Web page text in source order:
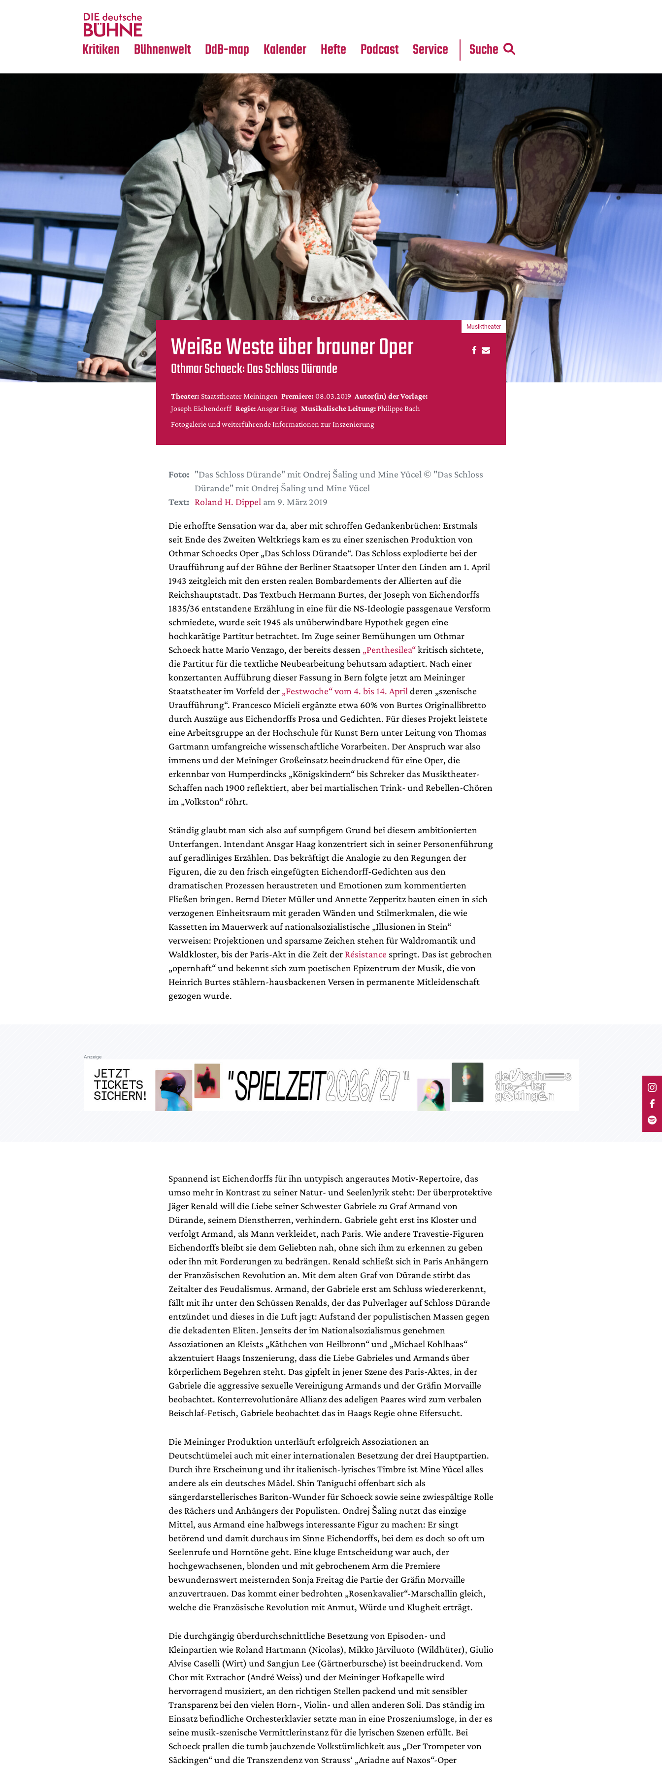
Kritiken
Crossover
Bühnenwelt
Medientipps
DdB-map Kalender Hefte Podcast Service Suche
Weiße Weste über brauner Oper
Othmar Schoeck: Das Schloss Dürande
Theater: Staatstheater Meiningen Premiere: 08.03.2019 Autor(in) der Vorlage:
Joseph Eichendorff Regie: Ansgar Haag Musikalische Leitung: Philippe Bach
Fotogalerie und weiterführende Informationen zur Inszenierung
Musiktheater
Foto: "Das Schloss Dürande" mit Ondrej Šaling und Mine Yücel © "Das Schloss
Dürande" mit Ondrej Šaling und Mine Yücel
Text: Roland H. Dippel am 9. März 2019
Die erhoffte Sensation war da, aber mit schroffen Gedankenbrüchen: Erstmals
seit Ende des Zweiten Weltkriegs kam es zu einer szenischen Produktion von
Othmar Schoecks Oper „Das Schloss Dürande“. Das Schloss explodierte bei der
Uraufführung auf der Bühne der Berliner Staatsoper Unter den Linden am 1. April
1943 zeitgleich mit den ersten realen Bombardements der Allierten auf die
Reichshauptstadt. Das Textbuch Hermann Burtes, der Joseph von Eichendorffs
1835/36 entstandene Erzählung in eine für die NS-Ideologie passgenaue Versform
schmiedete, wurde seit 1945 als unüberwindbare Hypothek gegen eine
hochkarätige Partitur betrachtet. Im Zuge seiner Bemühungen um Othmar
Schoeck hatte Mario Venzago, der bereits dessen „Penthesilea“kritisch sichtete,
die Partitur für die textliche Neubearbeitung behutsam adaptiert. Nach einer
konzertanten Aufführung dieser Fassung in Bern folgte jetzt am Meininger
Staatstheater im Vorfeld der „Festwoche“ vom 4. bis 14. April deren „szenische
Uraufführung“. Francesco Micieli ergänzte etwa 60% von Burtes Originallibretto
durch Auszüge aus Eichendorffs Prosa und Gedichten. Für dieses Projekt leistete
eine Arbeitsgruppe an der Hochschule für Kunst Bern unter Leitung von Thomas
Gartmann umfangreiche wissenschaftliche Vorarbeiten. Der Anspruch war also
immens und der Meininger Großeinsatz beeindruckend für eine Oper, die
erkennbar von Humperdincks „Königskindern“ bis Schreker das Musiktheater-
Schaffen nach 1900 reflektiert, aber bei martialischen Trink- und Rebellen-Chören
im „Volkston“ röhrt.
Ständig glaubt man sich also auf sumpfigem Grund bei diesem ambitionierten
Unterfangen. Intendant Ansgar Haag konzentriert sich in seiner Personenführung
auf geradliniges Erzählen. Das bekräftigt die Analogie zu den Regungen der
Figuren, die zu den frisch eingefügten Eichendorff-Gedichten aus den
dramatischen Prozessen heraustreten und Emotionen zum kommentierten
Fließen bringen. Bernd Dieter Müller und Annette Zepperitz bauten einen in sich
verzogenen Einheitsraum mit geraden Wänden und Stilmerkmalen, die wie
Kassetten im Mauerwerk auf nationalsozialistische „Illusionen in Stein“
verweisen: Projektionen und sparsame Zeichen stehen für Waldromantik und
Waldkloster, bis der Paris-Akt in die Zeit der Résistance springt. Das ist gebrochen
„opernhaft“ und bekennt sich zum poetischen Epizentrum der Musik, die von
Heinrich Burtes stählern-hausbackenen Versen in permanente Mitleidenschaft
gezogen wurde.
Anzeige
Spannend ist Eichendorffs für ihn untypisch angerautes Motiv-Repertoire, das
umso mehr in Kontrast zu seiner Natur- und Seelenlyrik steht: Der überprotektive
Jäger Renald will die Liebe seiner Schwester Gabriele zu Graf Armand von
Dürande, seinem Dienstherren, verhindern. Gabriele geht erst ins Kloster und
verfolgt Armand, als Mann verkleidet, nach Paris. Wie andere Travestie-Figuren
Eichendorffs bleibt sie dem Geliebten nah, ohne sich ihm zu erkennen zu geben
oder ihn mit Forderungen zu bedrängen. Renald schließt sich in Paris Anhängern
der Französischen Revolution an. Mit dem alten Graf von Dürande stirbt das
Zeitalter des Feudalismus. Armand, der Gabriele erst am Schluss wiedererkennt,
fällt mit ihr unter den Schüssen Renalds, der das Pulverlager auf Schloss Dürande
entzündet und dieses in die Luft jagt: Aufstand der populistischen Massen gegen
die dekadenten Eliten. Jenseits der im Nationalsozialismus genehmen
Assoziationen an Kleists „Käthchen von Heilbronn“ und „Michael Kohlhaas“
akzentuiert Haags Inszenierung, dass die Liebe Gabrieles und Armands über
körperlichem Begehren steht. Das gipfelt in jener Szene des Paris-Aktes, in der
Gabriele die aggressive sexuelle Vereinigung Armands und der Gräfin Morvaille
beobachtet. Konterrevolutionäre Allianz des adeligen Paares wird zum verbalen
Beischlaf-Fetisch, Gabriele beobachtet das in Haags Regie ohne Eifersucht.
Die Meininger Produktion unterläuft erfolgreich Assoziationen an
Deutschtümelei auch mit einer internationalen Besetzung der drei Hauptpartien.
Durch ihre Erscheinung und ihr italienisch-lyrisches Timbre ist Mine Yücel alles
andere als ein deutsches Mädel. Shin Taniguchi offenbart sich als
sängerdarstellerisches Bariton-Wunder für Schoeck sowie seine zwiespältige Rolle
des Rächers und Anhängers der Populisten. Ondrej Šaling nutzt das einzige
Mittel, aus Armand eine halbwegs interessante Figur zu machen: Er singt
betörend und damit durchaus im Sinne Eichendorffs, bei dem es doch so oft um
Seelenrufe und Horntöne geht. Eine kluge Entscheidung war auch, der
hochgewachsenen, blonden und mit gebrochenem Arm die Premiere
bewundernswert meisternden Sonja Freitag die Partie der Gräfin Morvaille
anzuvertrauen. Das kommt einer bedrohten „Rosenkavalier“-Marschallin gleich,
welche die Französische Revolution mit Anmut, Würde und Klugheit erträgt.
Die durchgängig überdurchschnittliche Besetzung von Episoden- und
Kleinpartien wie Roland Hartmann (Nicolas), Mikko Järviluoto (Wildhüter), Giulio
Alvise Caselli (Wirt) und Sangjun Lee (Gärtnerbursche) ist beeindruckend. Vom
Chor mit Extrachor (André Weiss) und der Meininger Hofkapelle wird
hervorragend musiziert, an den richtigen Stellen packend und mit sensibler
Transparenz bei den vielen Horn-, Violin- und allen anderen Soli. Das ständig im
Einsatz befindliche Orchesterklavier setzte man in eine Proszeniumsloge, in der es
seine musik-szenische Vermittlerinstanz für die lyrischen Szenen erfüllt. Bei
Schoeck prallen die tumb jauchzende Volkstümlichkeit aus „Der Trompeter von
Säckingen“ und die Transzendenz von Strauss‘ „Ariadne auf Naxos“-Oper